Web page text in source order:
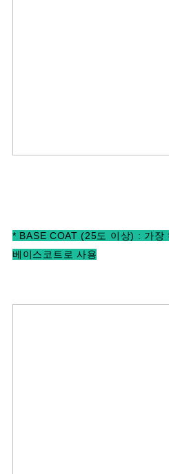
* BASE COAT (25도 이상) : 가장
베이스코트로 사용